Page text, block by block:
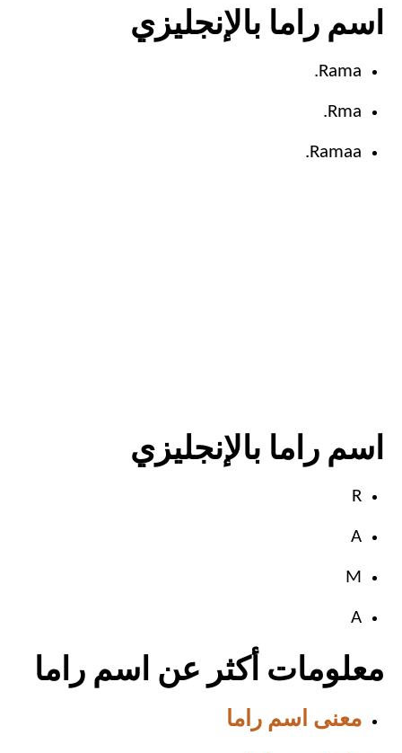
اسم راما بالإنجليزي
Rama.
Rma.
Ramaa.
اسم راما بالإنجليزي
R
A
M
A
معلومات أكثر عن اسم راما
معنى اسم راما